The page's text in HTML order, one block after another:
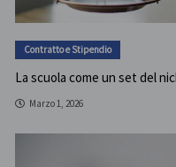
Contratto e Stipendio
La scuola come un set del
Marzo 1, 2026